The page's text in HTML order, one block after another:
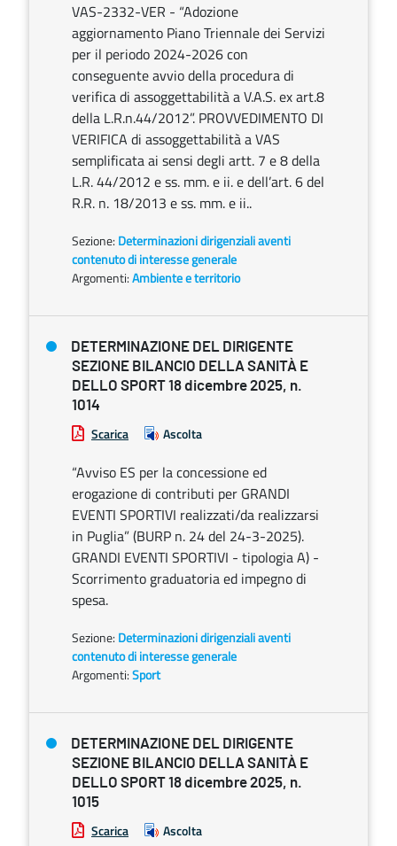
VAS-2332-VER - “Adozione
aggiornamento Piano Triennale dei Servizi
per il periodo 2024-2026 con
conseguente avvio della procedura di
verifica di assoggettabilità a V.A.S. ex art.8
della L.R.n.44/2012”. PROVVEDIMENTO DI
VERIFICA di assoggettabilità a VAS
semplificata ai sensi degli artt. 7 e 8 della
L.R. 44/2012 e ss. mm. e ii. e dell’art. 6 del
R.R. n. 18/2013 e ss. mm. e ii..
Sezione: Determinazioni dirigenziali aventi
contenuto di interesse generale
Argomenti:Ambiente e territorio
DETERMINAZIONE DEL DIRIGENTE
SEZIONE BILANCIO DELLA SANITÀ E
DELLO SPORT 18 dicembre 2025, n.
1014
Scarica Ascolta
“Avviso ES per la concessione ed
erogazione di contributi per GRANDI
EVENTI SPORTIVI realizzati/da realizzarsi
in Puglia” (BURP n. 24 del 24-3-2025).
GRANDI EVENTI SPORTIVI - tipologia A) -
Scorrimento graduatoria ed impegno di
spesa.
Sezione: Determinazioni dirigenziali aventi
contenuto di interesse generale
Argomenti:Sport
DETERMINAZIONE DEL DIRIGENTE
SEZIONE BILANCIO DELLA SANITÀ E
DELLO SPORT 18 dicembre 2025, n.
1015
Scarica Ascolta